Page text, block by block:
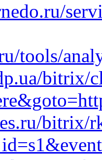
tools/
bitrix/
bitrix/